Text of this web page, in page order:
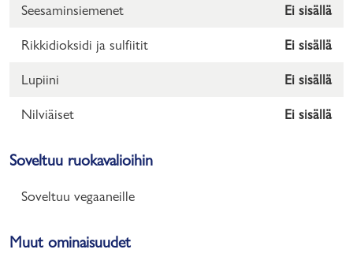
Seesaminsiemenet Ei sisällä
Rikkidioksidi ja sulfiitit Ei sisällä
Lupiini Ei sisällä
Nilviäiset Ei sisällä
Soveltuu ruokavalioihin
Soveltuu vegaaneille
Muut ominaisuudet